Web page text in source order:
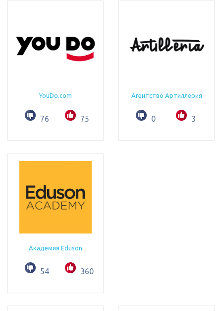
YouDo.com
76 75
Агентство Артиллерия
0 3
Академия Eduson
54 360